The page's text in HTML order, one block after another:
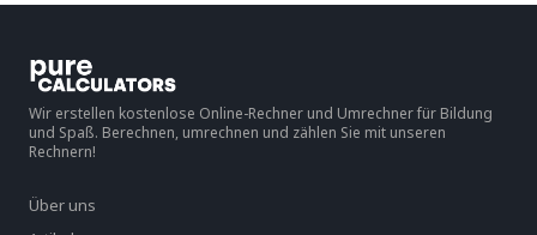
Wir erstellen kostenlose Online-Rechner und Umrechner für Bildung
und Spaß. Berechnen, umrechnen und zählen Sie mit unseren
Rechnern!
Über uns